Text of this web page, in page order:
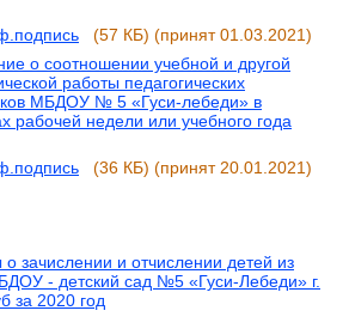
(57 КБ) (принят 01.03.2021)
o соотношении учебной и другой
работы педагогических
МБДОУ № 5 «Гуси-лебеди» в
рабочей недели или учебного года
(36 КБ) (принят 20.01.2021)
о зачислении и отчислении детей из
- детский сад №5 «Гуси-Лебеди» г.
за 2020 год